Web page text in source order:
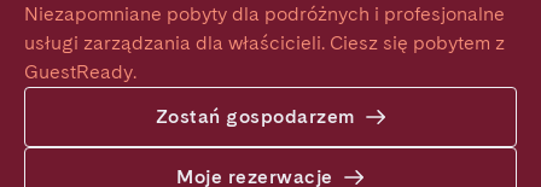
Niezapomniane pobyty dla podróżnych i profesjonalne
usługi zarządzania dla właścicieli. Ciesz się pobytem z
GuestReady.
Zostań gospodarzem
Moje rezerwacje